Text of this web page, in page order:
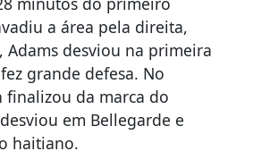
a área pela direita,
Adams desviou na primeira
grande defesa. No
finalizou da marca do
em Bellegarde e
haitiano.